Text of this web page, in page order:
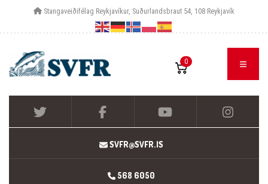
Stangaveiðifélag Reykjavíkur, Suðurlandsbraut 54, 108 Reykjavík
0
SVFR@SVFR.IS
568 6050